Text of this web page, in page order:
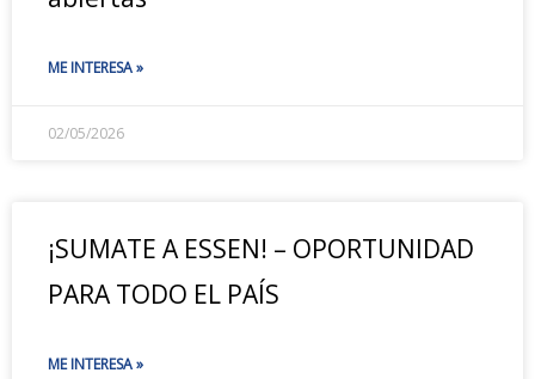
ME INTERESA »
02/05/2026
¡SUMATE A ESSEN! – OPORTUNIDAD
PARA TODO EL PAÍS
ME INTERESA »